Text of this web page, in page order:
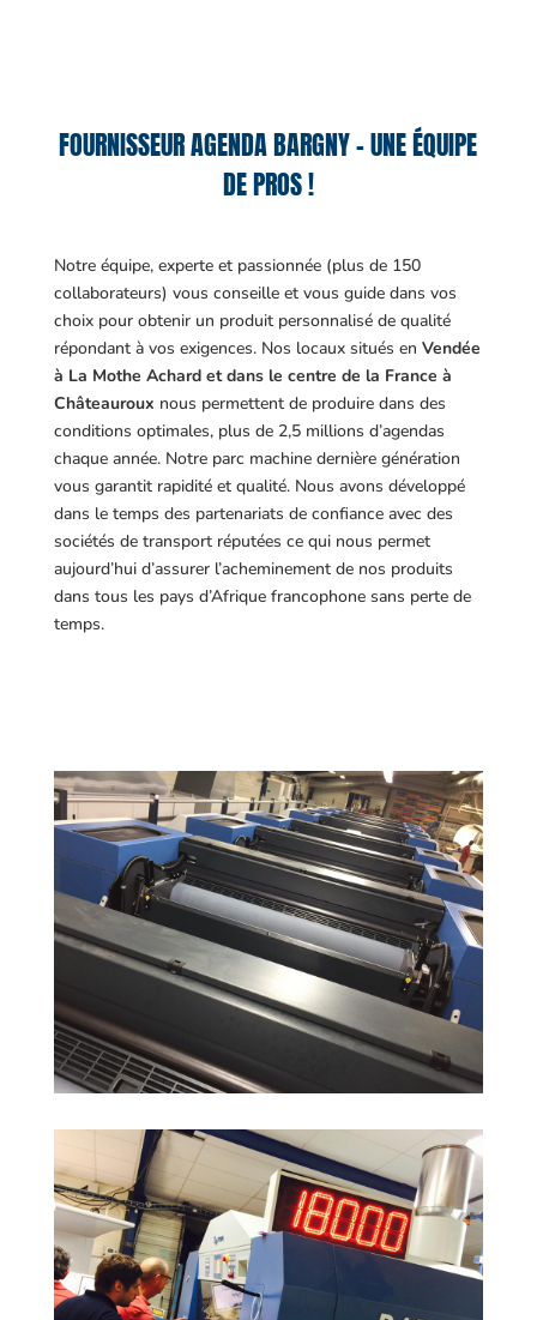
FOURNISSEUR AGENDA BARGNY – UNE ÉQUIPE
DE PROS !
Notre équipe, experte et passionnée (plus de 150
collaborateurs) vous conseille et vous guide dans vos
choix pour obtenir un produit personnalisé de qualité
répondant à vos exigences. Nos locaux situés en Vendée
à La Mothe Achard et dans le centre de la France à
Châteauroux nous permettent de produire dans des
conditions optimales, plus de 2,5 millions d’agendas
chaque année. Notre parc machine dernière génération
vous garantit rapidité et qualité. Nous avons développé
dans le temps des partenariats de confiance avec des
sociétés de transport réputées ce qui nous permet
aujourd’hui d’assurer l’acheminement de nos produits
dans tous les pays d’Afrique francophone sans perte de
temps.